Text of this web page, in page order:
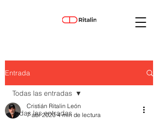
Entrada
Todas las entradas
Todas las entradas
Cristián Ritalin León
7 abr 2020 4 min de lectura